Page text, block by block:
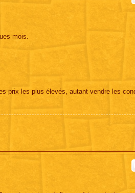
mois.
prix les plus élevés, autant vendre les